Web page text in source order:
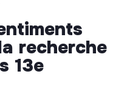
recherche
13e